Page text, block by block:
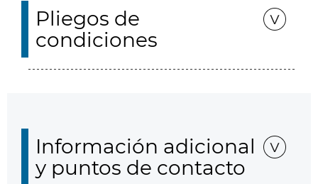
Pliegos de
condiciones
Información adicional
y puntos de contacto